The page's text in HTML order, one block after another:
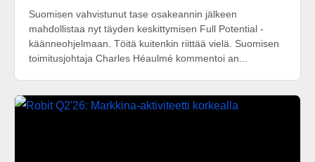
Suomisen vahvistunut tase osakeannin jälkeen
mahdollistaa nyt täyden keskittymisen Full Potential -
käänneohjelmaan. Töitä kuitenkin riittää vielä. Suomisen
toimitusjohtaja Charles Héaulmé kommentoi an...